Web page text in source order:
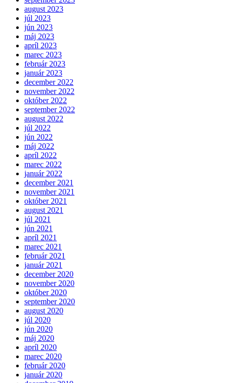
august 2023
júl 2023
jún 2023
máj 2023
apríl 2023
marec 2023
február 2023
január 2023
december 2022
november 2022
október 2022
september 2022
august 2022
júl 2022
jún 2022
máj 2022
apríl 2022
marec 2022
január 2022
december 2021
november 2021
október 2021
august 2021
júl 2021
jún 2021
apríl 2021
marec 2021
február 2021
január 2021
december 2020
november 2020
október 2020
september 2020
august 2020
júl 2020
jún 2020
máj 2020
apríl 2020
marec 2020
február 2020
január 2020